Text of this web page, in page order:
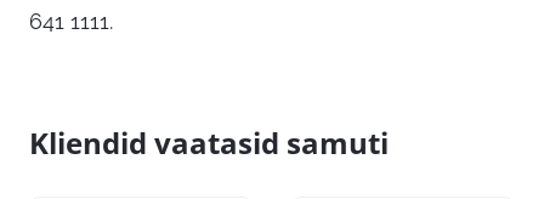
641 1111.
Kliendid vaatasid samuti